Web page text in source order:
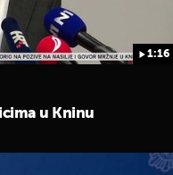
1:16
u Kninu